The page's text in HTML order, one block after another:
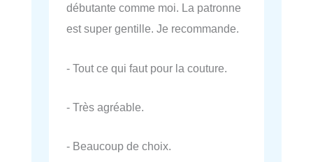
débutante comme moi. La patronne
est super gentille. Je recommande.
- Tout ce qui faut pour la couture.
- Très agréable.
- Beaucoup de choix.